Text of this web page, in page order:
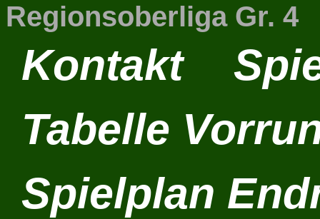
Regionsoberliga Gr. 4
Kontakt
Tabelle
Spielplan